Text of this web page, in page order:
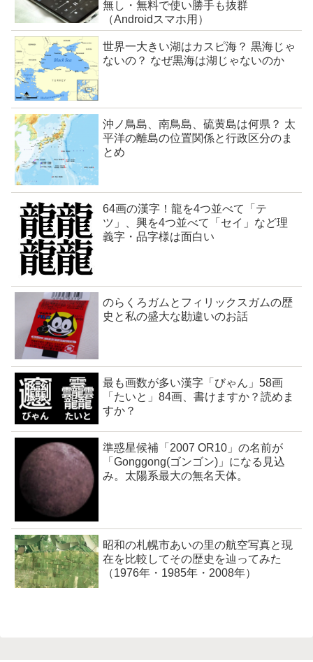
無し・無料で使い勝手も抜群
（Androidスマホ用）
世界一大きい湖はカスピ海？ 黒海じゃ
ないの？ なぜ黒海は湖じゃないのか
沖ノ鳥島、南鳥島、硫黄島は何県？ 太
平洋の離島の位置関係と行政区分のま
とめ
64画の漢字！龍を4つ並べて「テ
ツ」、興を4つ並べて「セイ」など理
義字・品字様は面白い
のらくろガムとフィリックスガムの歴
史と私の盛大な勘違いのお話
最も画数が多い漢字「びゃん」58画
「たいと」84画、書けますか？読めま
すか？
準惑星候補「2007 OR10」の名前が
「Gonggong(ゴンゴン)」になる見込
み。太陽系最大の無名天体。
昭和の札幌市あいの里の航空写真と現
在を比較してその歴史を辿ってみた
（1976年・1985年・2008年）